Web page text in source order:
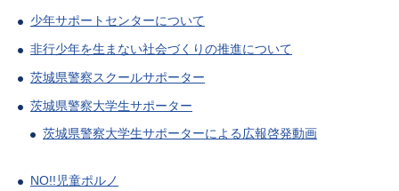
少年サポートセンターについて
非行少年を生まない社会づくりの推進について
茨城県警察スクールサポーター
茨城県警察大学生サポーター
茨城県警察大学生サポーターによる広報啓発動画
NO!!児童ポルノ